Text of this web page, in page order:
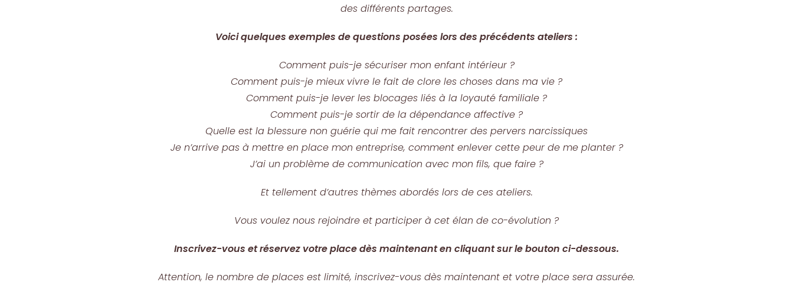
des différents partages.
Voici quelques exemples de questions posées lors des précédents ateliers :
Comment puis-je sécuriser mon enfant intérieur ?
Comment puis-je mieux vivre le fait de clore les choses dans ma vie ?
Comment puis-je lever les blocages liés à la loyauté familiale ?
Comment puis-je sortir de la dépendance affective ?
Quelle est la blessure non guérie qui me fait rencontrer des pervers narcissiques
Je n’arrive pas à mettre en place mon entreprise, comment enlever cette peur de me planter ?
J’ai un problème de communication avec mon fils, que faire ?
Et tellement d’autres thèmes abordés lors de ces ateliers.
Vous voulez nous rejoindre et participer à cet élan de co-évolution ?
Inscrivez-vous et réservez votre place dès maintenant en cliquant sur le bouton ci-dessous.
Attention, le nombre de places est limité, inscrivez-vous dès maintenant et votre place sera assurée.